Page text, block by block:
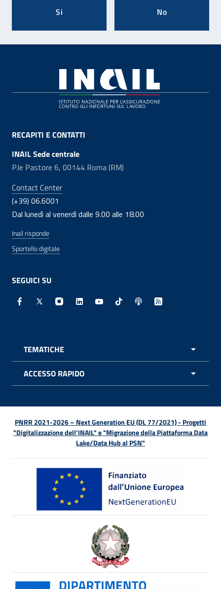
Si No
RECAPITI E CONTATTI
INAIL Sede centrale
P.le Pastore 6, 00144 Roma (RM)
Contact Center
(+39) 06.6001
Dal lunedì al venerdì dalle 9.00 alle 18.00
Inail risponde
Sportello digitale
SEGUICI SU
Facebook - Sito esterno - Apertura in nuova finestra
X - Sito esterno - Apertura in nuova finestra
Instagram - Sito esterno - Apertura in
Linkedin - Sito esterno - Apertura in
Youtube - Sito esterno -
TikTok - Sito esterno -
Spreaker - Sito
Feed RSS -
TEMATICHE
ACCESSO RAPIDO
PNRR 2021-2026 – Next Generation EU (DL 77/2021) - Progetti
"Digitalizzazione dell’INAIL" e "Migrazione della Piattaforma Data
Lake/Data Hub al PSN"